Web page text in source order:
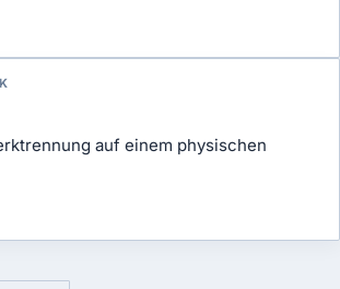
auf einem physischen